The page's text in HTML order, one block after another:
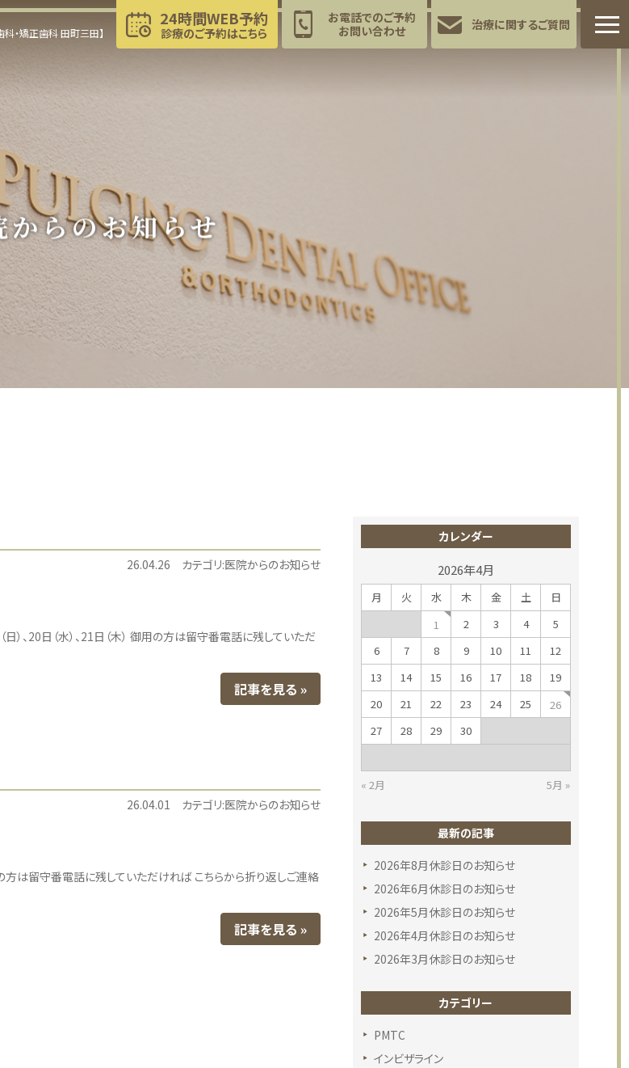
・矯正歯科 田町三田】
24時間WEB予約
診療のご予約はこちら
お電話でのご予約
お問い合わせ
治療に関するご質問
からのお知らせ
26.04.26 カテゴリ:医院からのお知らせ
）、20日（水）、21日（木） 御用の方は留守番電話に残していただ
記事を見る
26.04.01 カテゴリ:医院からのお知らせ
方は留守番電話に残していただければ こちらから折り返しご連絡
記事を見る
カレンダー
2026年4月
月 火 水 木 金 土 日
« 2月 5月 »
1 2 3 4
5
6
7 8 9 10 11
12
13
14 15 16 17 18
19
20
21 22 23 24 25
26
27
28 29 30
最新の記事
2026年8月休診日のお知らせ
2026年6月休診日のお知らせ
2026年5月休診日のお知らせ
2026年4月休診日のお知らせ
2026年3月休診日のお知らせ
カテゴリー
PMTC
インビザライン